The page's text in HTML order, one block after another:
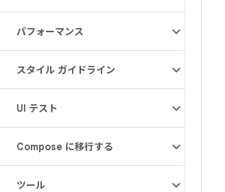
パフォーマンス
スタイル ガイドライン
UI テスト
Compose に移行する
ツール